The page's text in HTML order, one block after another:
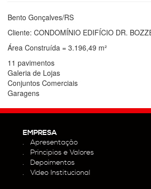
Bento Gonçalves/RS
Cliente: CONDOMÍNIO EDIFÍCIO DR.
Área Construída = 3.196,49 m²
11 pavimentos
Galeria de Lojas
Conjuntos Comerciais
Garagens
EMPRESA
Apresentação
Principios e Valores
Depoimentos
Vídeo Institucional